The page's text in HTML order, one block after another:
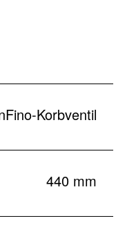
Korbventil
440 mm